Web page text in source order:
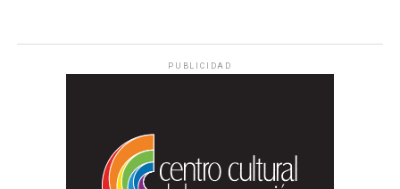
PUBLICIDAD